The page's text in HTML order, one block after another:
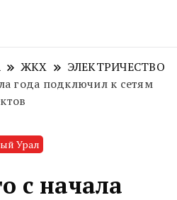
область
недвижимости
ЖКХ
ЭЛЕКТРИЧЕСТВО
года подключил к сетям
Урал
с начала